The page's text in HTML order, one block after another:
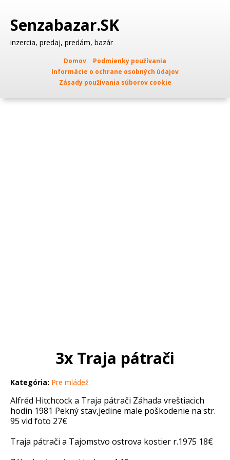
Senzabazar.SK
inzercia, predaj, predám, bazár
Domov
Podmienky používania
Informácie o ochrane osobných údajov
Zásady používania súborov cookie
3x Traja pátrači
Kategória: Pre mládež
Alfréd Hitchcock a Traja pátrači Záhada vreštiacich
hodin 1981 Pekný stav,jedine male poškodenie na str.
95 vid foto 27€
Traja pátrači a Tajomstvo ostrova kostier r.1975 18€